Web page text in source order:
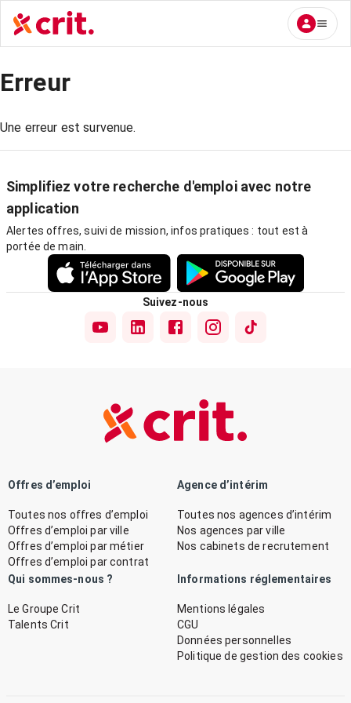
Erreur
Une erreur est survenue.
Simplifiez votre recherche d'emploi avec notre
application
Alertes offres, suivi de mission, infos pratiques : tout est à
portée de main.
Suivez-nous
Offres d’emploi
Toutes nos offres d’emploi
Offres d’emploi par ville
Offres d’emploi par métier
Offres d’emploi par contrat
Agence d’intérim
Toutes nos agences d’intérim
Nos agences par ville
Nos cabinets de recrutement
Qui sommes-nous ?
Le Groupe Crit
Talents Crit
Informations réglementaires
Mentions légales
CGU
Données personnelles
Politique de gestion des cookies